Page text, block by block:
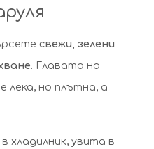
свежи, зелени
. Главата на
лека, но плътна, а
хладилник, увита в